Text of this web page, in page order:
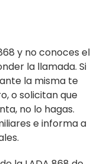
y no conoces el
la llamada. Si
la misma te
o solicitan que
no lo hagas.
e informa a